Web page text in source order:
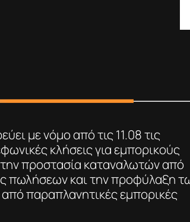
με νόμο από τις 11.08 τις
κλήσεις για εμπορικούς
προστασία καταναλωτών από
πωλήσεων και την προφύλαξη
παραπλανητικές εμπορικές